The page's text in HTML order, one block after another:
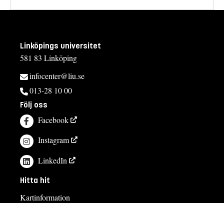
Linköpings universitet
581 83 Linköping
infocenter@liu.se
013-28 10 00
Följ oss
Facebook
Instagram
LinkedIn
Hitta hit
Kartinformation